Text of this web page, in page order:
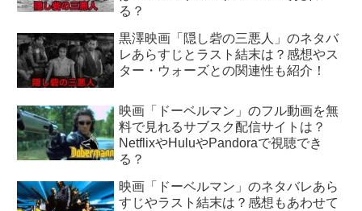
る？
黒澤映画「隠し砦の三悪人」のネタバ
レあらすじとラスト結末は？感想やス
ター・ウォーズとの関連性も紹介！
映画「ドーベルマン」のフル動画を無
料で見れるサブスク配信サイトは？
NetflixやHuluやPandoraで視聴でき
る？
映画「ドーベルマン」のネタバレあら
すじやラスト結末は？感想もあわせて